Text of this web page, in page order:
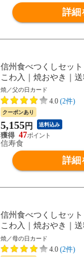
詳細
信州食べつくしセッ
こわ入｜焼おやき｜送
ド｜ギフト蓋
焼／父の日カード
4.0 (2件)
クーポンあり
5,155円 送料込み
47
信寿食
詳細
信州食べつくしセッ
こわ入｜焼おやき｜
ド｜ギフト蓋
焼／母の日カード
4.0 (2件)